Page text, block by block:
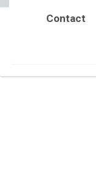
Contact